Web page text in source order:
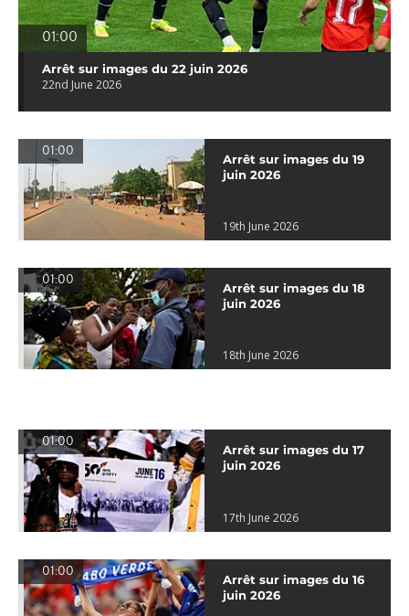
01:00
Arrêt sur images du 22 juin 2026
22nd June 2026
01:00
Arrêt sur images du 19
juin 2026
19th June 2026
01:00
Arrêt sur images du 18
juin 2026
18th June 2026
01:00
Arrêt sur images du 17
juin 2026
17th June 2026
01:00
Arrêt sur images du 16
juin 2026